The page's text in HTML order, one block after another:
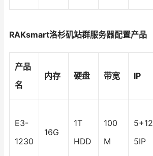
RAKsmart洛杉矶站群服务器配置产品
产品
名
内存 硬盘 带宽 IP
E3-
1230
16G
1T
HDD
100
M
5+12
5IP